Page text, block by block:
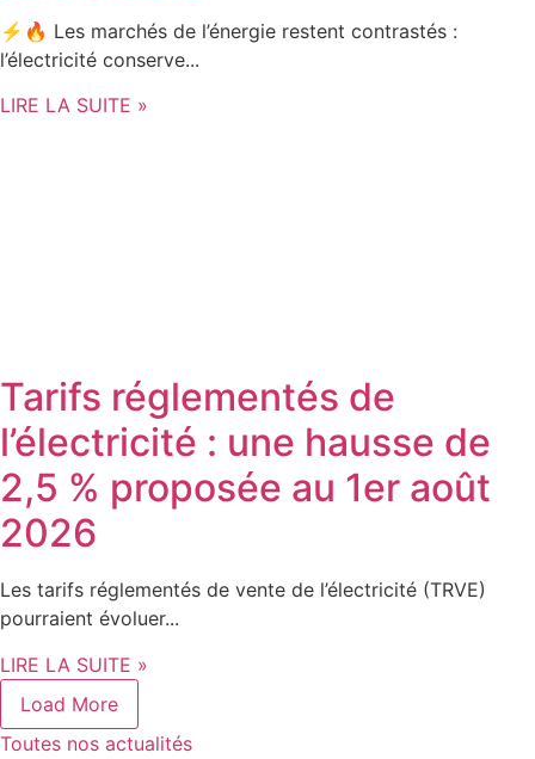
⚡🔥 Les marchés de l’énergie restent contrastés :
l’électricité conserve...
LIRE LA SUITE »
Tarifs réglementés de
l’électricité : une hausse de
2,5 % proposée au 1er août
2026
Les tarifs réglementés de vente de l’électricité (TRVE)
pourraient évoluer...
LIRE LA SUITE »
Load More
Toutes nos actualités